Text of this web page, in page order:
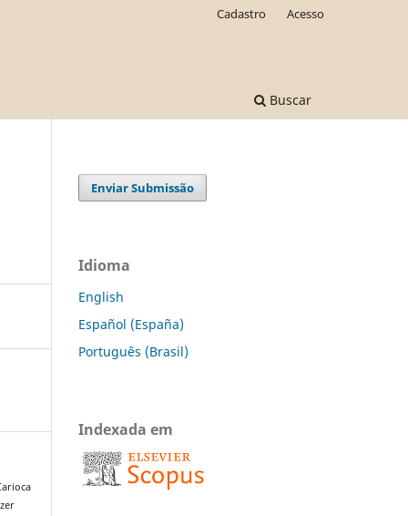
Buscar
Cadastro Acesso
Enviar Submissão
Idioma
English
Español (España)
Português (Brasil)
Indexada em